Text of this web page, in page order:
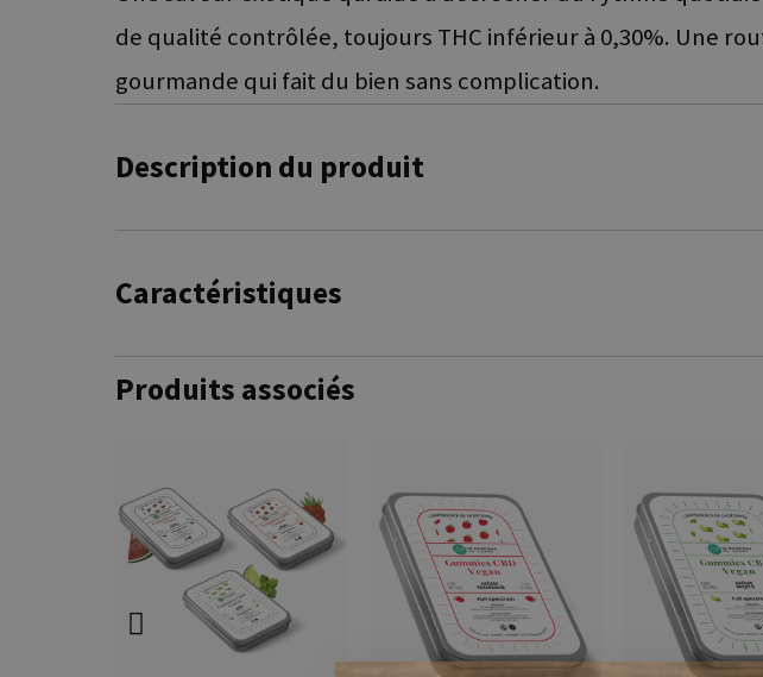
de qualité contrôlée, toujours THC inférieur à 0,30%. Une
gourmande qui fait du bien sans complication.
Description du produit
Caractéristiques
Produits associés